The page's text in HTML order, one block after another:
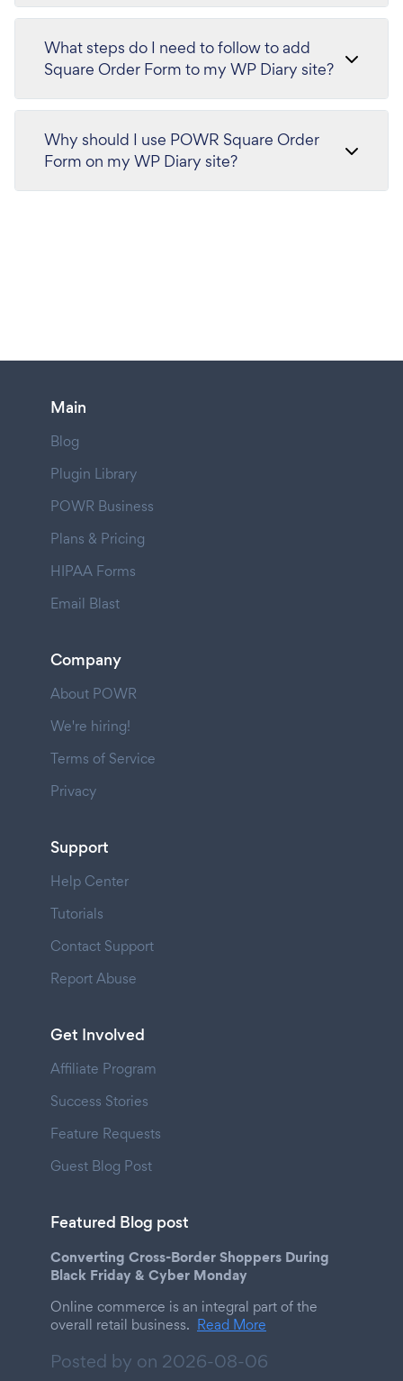
What steps do I need to follow to add
Square Order Form to my WP Diary site?
Why should I use POWR Square Order
Form on my WP Diary site?
Main
Blog
Plugin Library
POWR Business
Plans & Pricing
HIPAA Forms
Email Blast
Company
About POWR
We're hiring!
Terms of Service
Privacy
Support
Help Center
Tutorials
Contact Support
Report Abuse
Get Involved
Affiliate Program
Success Stories
Feature Requests
Guest Blog Post
Featured Blog post
Converting Cross-Border Shoppers During
Black Friday & Cyber Monday
Online commerce is an integral part of the
overall retail business. Read More
Posted by on 2026-08-06